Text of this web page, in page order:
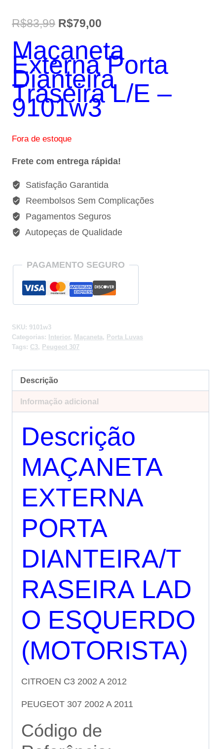
R$83,99 O
original
era:
R$83,99.
R$79,00
preço
atual
é:
R$79,00.
Maçaneta
Externa Porta
Dianteira
Traseira L/E –
9101w3
Fora de estoque
Frete com entrega rápida!
Satisfação Garantida
Reembolsos Sem Complicações
Pagamentos Seguros
Autopeças de Qualidade
PAGAMENTO SEGURO
SKU: 9101w3
Categorias:
Interior, Maçaneta, Porta Luvas
Tags: C3, Peugeot 307
Descrição
Informação adicional
Descrição
MAÇANETA
EXTERNA
PORTA
DIANTEIRA/T
RASEIRA LAD
O ESQUERDO
(MOTORISTA)
CITROEN C3 2002 A 2012
PEUGEOT 307 2002 A 2011
Código de